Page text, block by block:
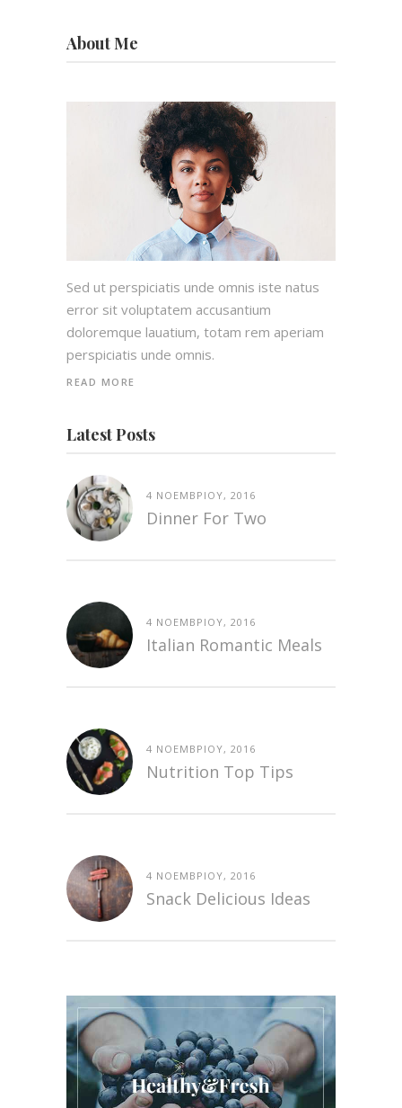
About Me
Sed ut perspiciatis unde omnis iste natus
error sit voluptatem accusantium
doloremque lauatium, totam rem aperiam
perspiciatis unde omnis.
READ MORE
Latest Posts
4 ΝΟΕΜΒΡΊΟΥ, 2016
Dinner For Two
4 ΝΟΕΜΒΡΊΟΥ, 2016
Italian Romantic Meals
4 ΝΟΕΜΒΡΊΟΥ, 2016
Nutrition Top Tips
4 ΝΟΕΜΒΡΊΟΥ, 2016
Snack Delicious Ideas